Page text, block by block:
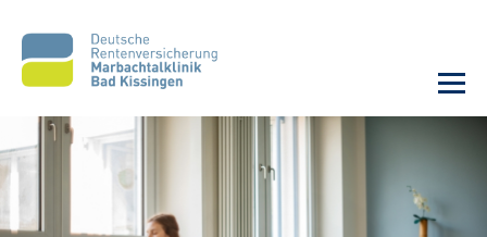
Unsere Klinik
Unsere Angebote